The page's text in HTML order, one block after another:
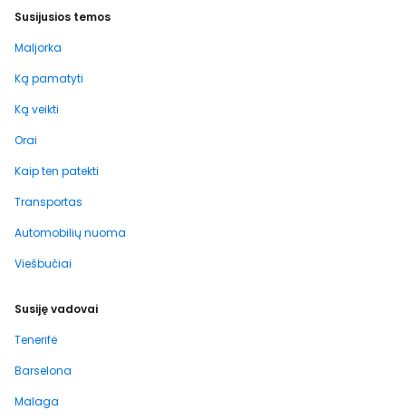
Susijusios temos
Maljorka
Ką pamatyti
Ką veikti
Orai
Kaip ten patekti
Transportas
Automobilių nuoma
Viešbučiai
Susiję vadovai
Tenerifė
Barselona
Malaga